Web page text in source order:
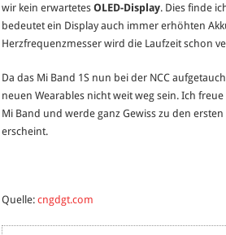
wir kein erwartetesOLED-Display. Dies finde
bedeutet ein Display auch immer erhöhten
Herzfrequenzmesser wird die Laufzeit schon
Da das Mi Band 1S nun bei der NCC
neuen Wearables nicht weit weg sein. Ich
Mi Band und werde ganz Gewiss zu den
erscheint.
Quelle:cngdgt.com